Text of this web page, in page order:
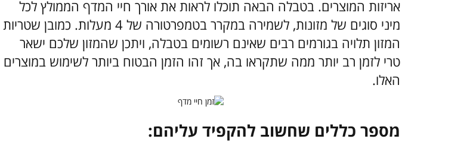
אריזות המוצרים. בטבלה הבאה תוכלו לראות את אורך חיי המדף הממולץ לכל
מיני סוגים של מזונות, לשמירה במקרר בטמפרטורה של 4 מעלות. כמובן שטריות
המזון תלויה בגורמים רבים שאינם רשומים בטבלה, ויתכן שהמזון שלכם ישאר
טרי לזמן רב יותר ממה שתקראו בה, אך זהו הזמן הבטוח ביותר לשימוש במוצרים
האלו.
מספר כללים שחשוב להקפיד עליהם: